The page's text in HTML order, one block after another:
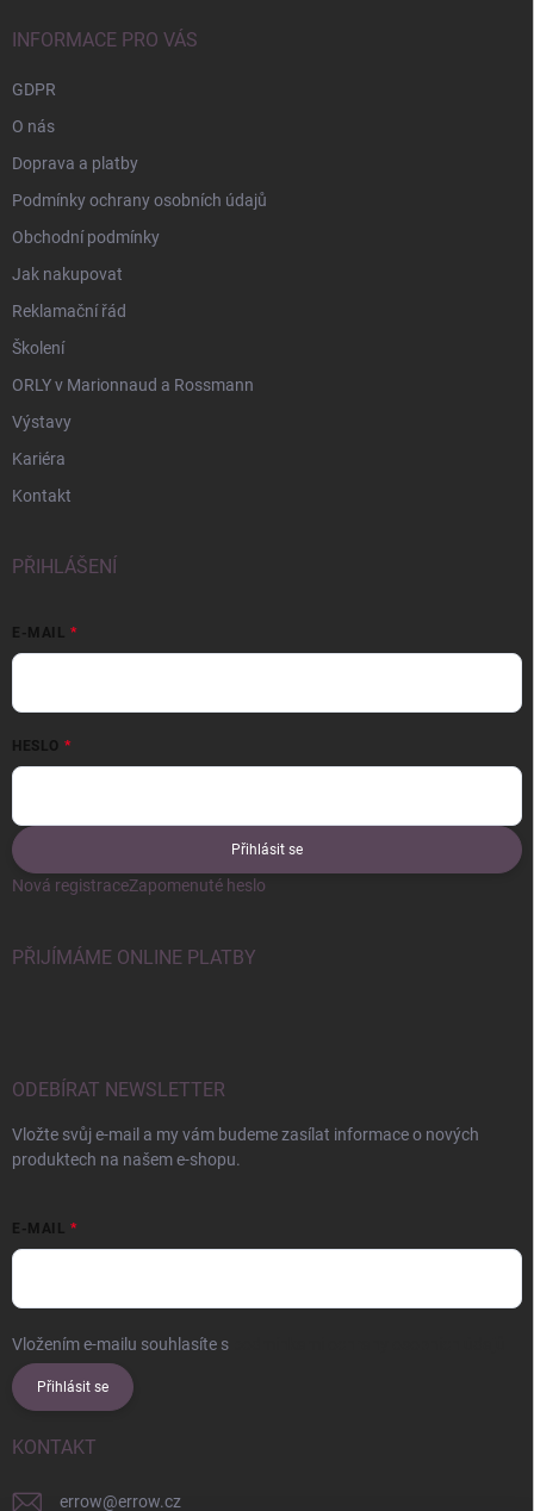
INFORMACE PRO VÁS
GDPR
O nás
Doprava a platby
Podmínky ochrany osobních údajů
Obchodní podmínky
Jak nakupovat
Reklamační řád
Školení
ORLY v Marionnaud a Rossmann
Výstavy
Kariéra
Kontakt
PŘIHLÁŠENÍ
E-MAIL
HESLO
Přihlásit se
Nová registraceZapomenuté heslo
PŘIJÍMÁME ONLINE PLATBY
ODEBÍRAT NEWSLETTER
Vložte svůj e-mail a my vám budeme zasílat informace o nových
produktech na našem e-shopu.
E-MAIL
Vložením e-mailu souhlasíte s
Přihlásit se
KONTAKT
errow@errow.cz